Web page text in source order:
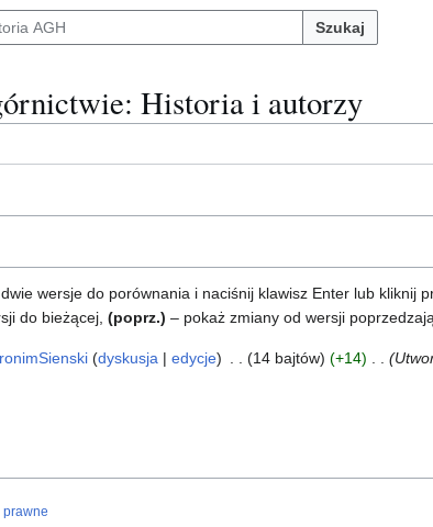
Szukaj
: Historia i autorzy
wersje do porównania i naciśnij klawisz Enter lub kliknij
do bieżącej, (poprz.) – pokaż zmiany od wersji
dyskusja edycje 14 bajtów +14
prawne